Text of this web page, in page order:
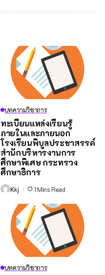
บทความวิชาการ
ทะเบียนแหล่งเรียนรู้
ภายในและภายนอก
โรงเรียนพิบูลประชาสรรค์
สํานักบริหารงานการ
ศึกษาพิเศษ กระทรวง
ศึกษาธิการ
Kkj 1 Mins Read
บทความวิชาการ